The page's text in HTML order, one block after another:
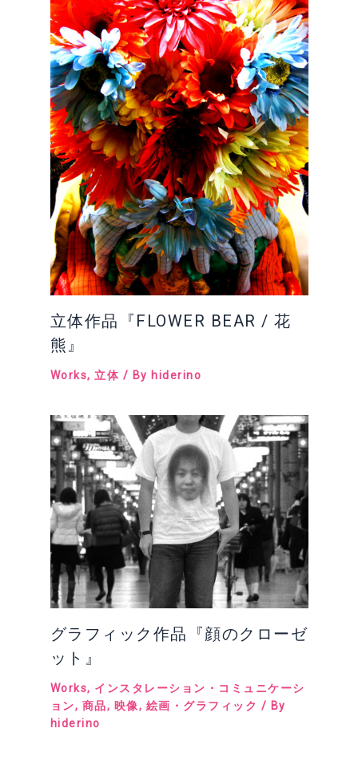
立体作品『FLOWER BEAR / 花
熊』
Works, 立体 / By hiderino
グラフィック作品『顔のクローゼ
ット』
Works, インスタレーション・コミュニケーシ
ョン, 商品, 映像, 絵画・グラフィック / By
hiderino